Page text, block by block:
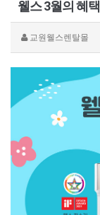
웰스 3월의 혜택
교원웰스렌탈몰